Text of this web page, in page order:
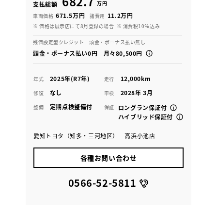
支払総額
万円
車両価格 671.5万円 諸費用 11.2万円
※ 価格は展示店にて8月登録の場合 ※ 消費税10％込み
残価設定型クレジット 頭金・ボーナス払い無し
頭金・ボーナス払い0円 月々80,500円
年式 2025年(R7年) 走行 12,000km
修復 なし 車検 2028年 3月
整備 定期点検整備付 保証
ロングラン保証付
ハイブリッド保証付
愛知トヨタ（知多・三河地区） 高浜小池店
各種お問い合わせ
0566-52-5811